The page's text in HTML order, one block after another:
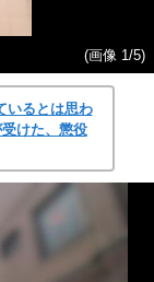
(画像 1/5)
いるとは思わ
けた、懲役